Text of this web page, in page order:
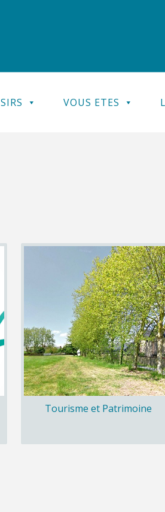
VOUS ETES
Tourisme et Patrimoine